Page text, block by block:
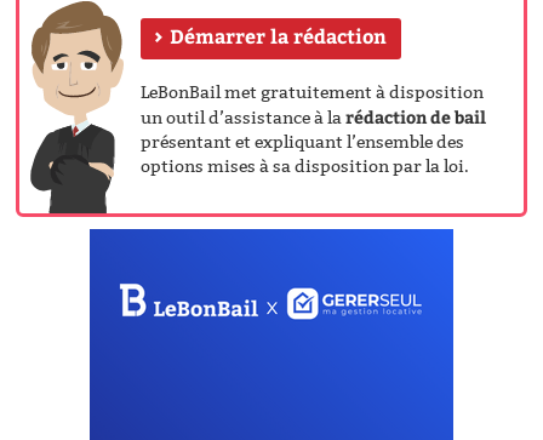
Démarrer la rédaction
LeBonBail met gratuitement à disposition
un outil d’assistance à larédaction de bail
présentant et expliquant l’ensemble des
options mises à sa disposition par la loi.